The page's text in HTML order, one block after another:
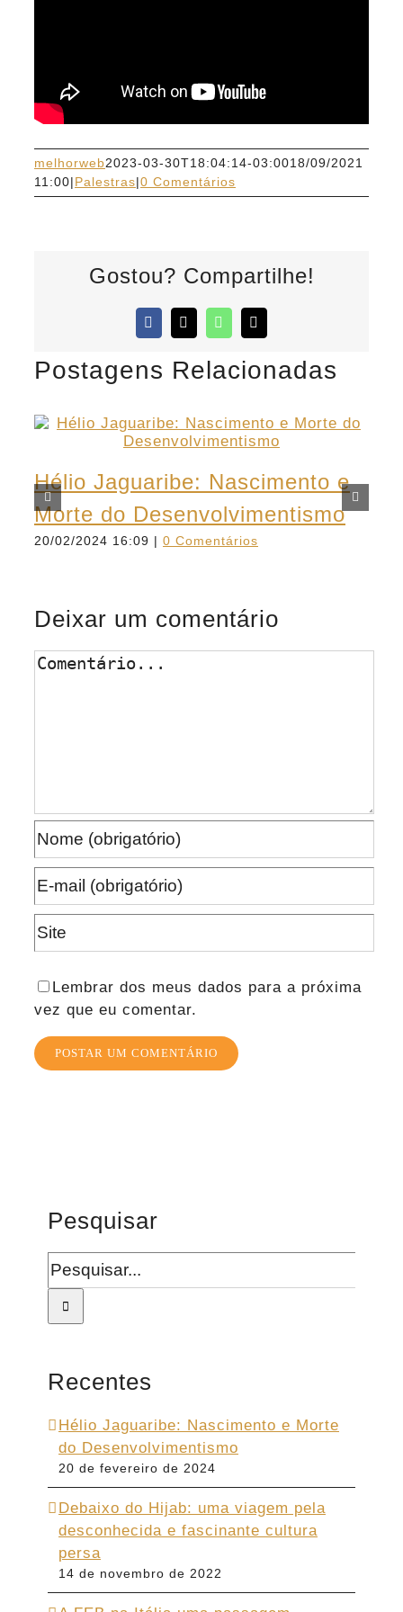
melhorweb2023-03-30T18:04:14-03:0018/09/2021
11:00|Palestras|0 Comentários
Gostou? Compartilhe!
Facebook
X WhatsApp
E-
mail
Postagens Relacionadas
Hélio Jaguaribe: Nascimento e
Morte do Desenvolvimentismo
20/02/2024 16:09 | 0 Comentários
Deixar um comentário
Comentário
Lembrar dos meus dados para a próxima
vez que eu comentar.
Pesquisar
Buscar
resultados
para:
Recentes
Hélio Jaguaribe: Nascimento e Morte
do Desenvolvimentismo
20 de fevereiro de 2024
Debaixo do Hijab: uma viagem pela
desconhecida e fascinante cultura
persa
14 de novembro de 2022